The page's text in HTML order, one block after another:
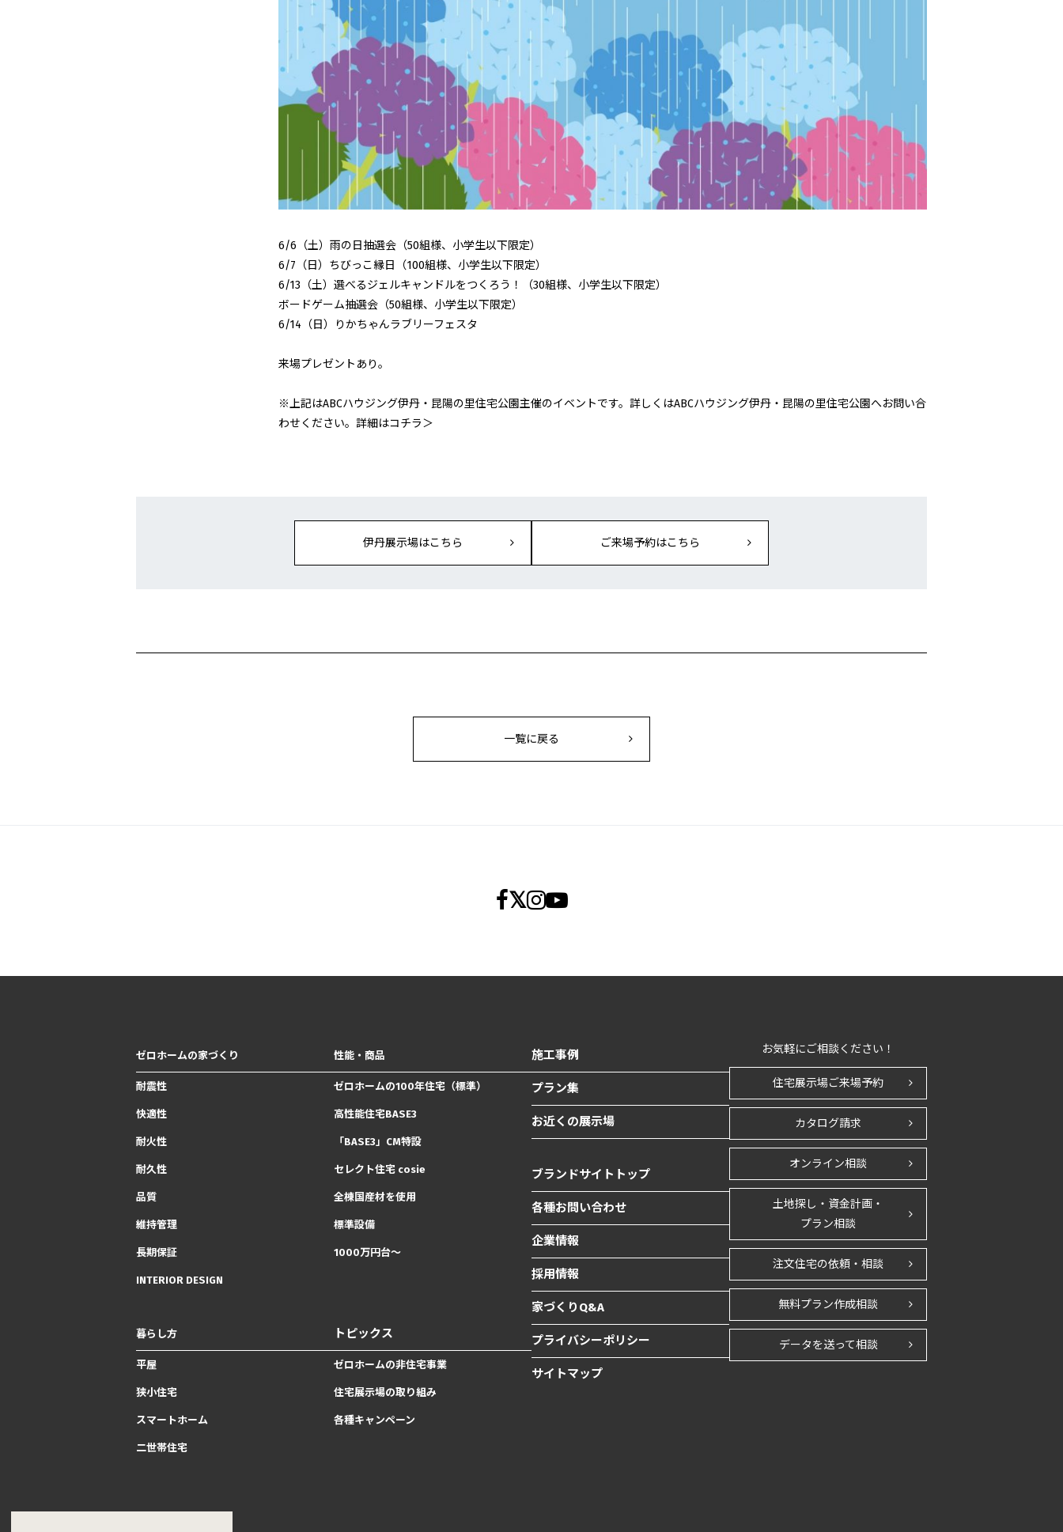
6/6（土）雨の日抽選会（50組様、小学生以下限定）
6/7（日）ちびっこ縁日（100組様、小学生以下限定）
6/13（土）選べるジェルキャンドルをつくろう！（30組様、小学生以下限定）
ボードゲーム抽選会（50組様、小学生以下限定）
6/14（日）りかちゃんラブリーフェスタ
来場プレゼントあり。
※上記はABCハウジング伊丹・昆陽の里住宅公園主催のイベントです。詳しくはABCハウジング伊丹・昆陽の里住宅公園へお問い合
わせください。 詳細はコチラ＞
伊丹展示場はこちら ご来場予約はこちら
一覧に戻る
ゼロホームの家づくり
耐震性
快適性
耐火性
耐久性
品質
維持管理
長期保証
INTERIOR DESIGN
性能・商品
ゼロホームの100年住宅（標準）
高性能住宅BASE3
「BASE3」CM特設
セレクト住宅 cosie
全棟国産材を使用
標準設備
1000万円台〜
暮らし方
平屋
狭小住宅
スマートホーム
二世帯住宅
トピックス
ゼロホームの非住宅事業
住宅展示場の取り組み
各種キャンペーン
施工事例
プラン集
お近くの展示場
ブランドサイトトップ
各種お問い合わせ
企業情報
採用情報
家づくりQ&A
プライバシーポリシー
サイトマップ
お気軽にご相談ください！
住宅展示場ご来場予約
カタログ請求
オンライン相談
土地探し・資金計画・
プラン相談
注文住宅の依頼・相談
無料プラン作成相談
データを送って相談